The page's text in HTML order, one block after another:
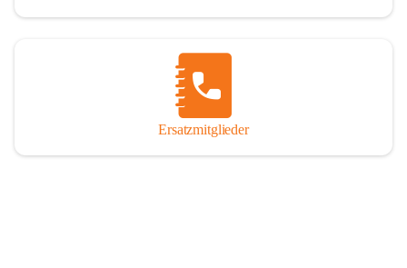
Ersatzmitglieder